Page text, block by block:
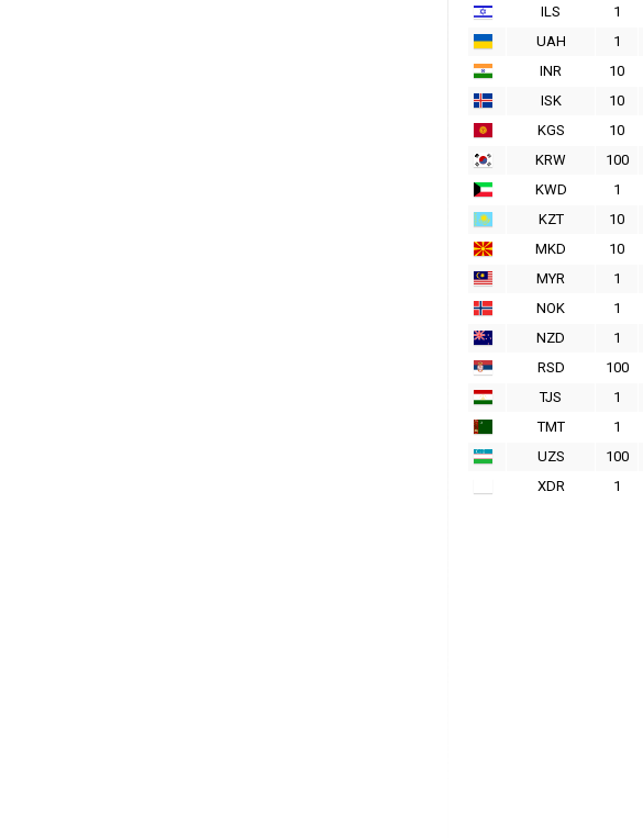
ILS
1
UAH
1
INR
10
ISK
10
KGS
10
KRW
100
KWD
1
KZT
10
MKD
10
MYR
1
NOK
1
NZD
1
RSD
100
TJS
1
TMT
1
UZS
100
XDR
1